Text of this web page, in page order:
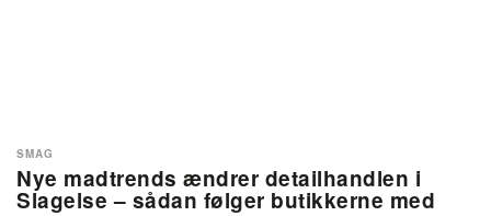
Nye madtrends ændrer detailhandlen i
Slagelse – sådan følger butikkerne med
SMAG